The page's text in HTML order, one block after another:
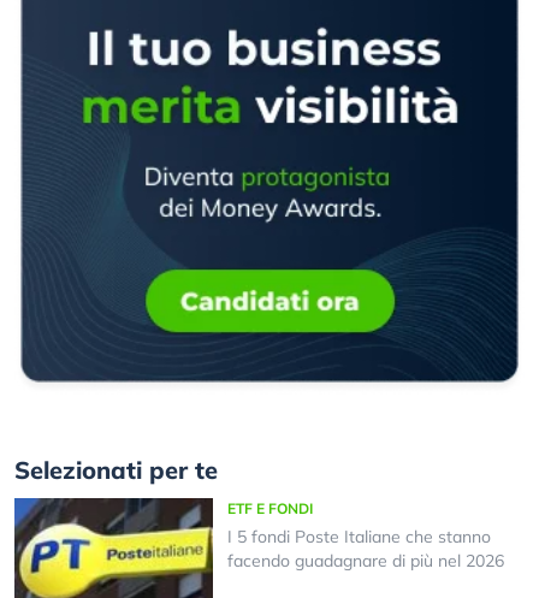
Selezionati per te
ETF E FONDI
I 5 fondi Poste Italiane che stanno
facendo guadagnare di più nel 2026